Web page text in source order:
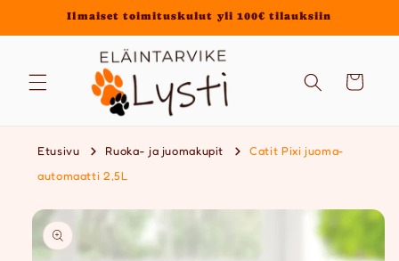
sisältöön
Ilmaiset toimituskulut yli 100€ tilauksiin
Ostoskori
Etusivu Ruoka- ja juomakupit
Catit Pixi juoma-
automaatti 2,5L
Siirry
tuotetietoihin